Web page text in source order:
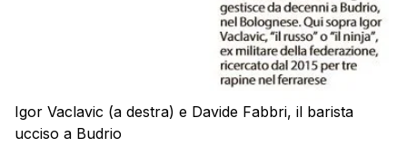
Igor Vaclavic (a destra) e Davide Fabbri, il barista
ucciso a Budrio